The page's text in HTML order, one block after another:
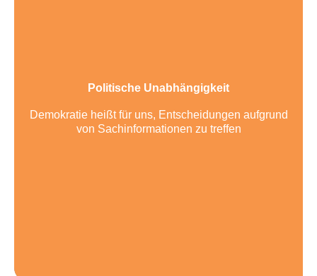
Politische Unabhängigkeit
Demokratie heißt für uns, Entscheidungen aufgrund
von Sachinformationen zu treffen